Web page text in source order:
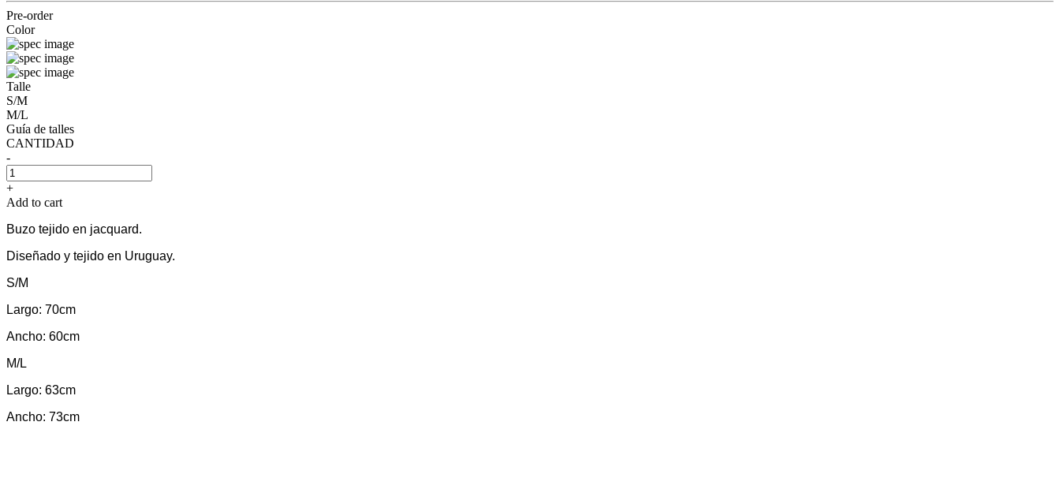
Pre-order
Color
Talle
S/M
M/L
Guía de talles
CANTIDAD
-
+
Add to cart
Buzo tejido en jacquard.
Diseñado y tejido en Uruguay.
S/M
Largo: 70cm
Ancho: 60cm
M/L
Largo: 63cm
Ancho: 73cm